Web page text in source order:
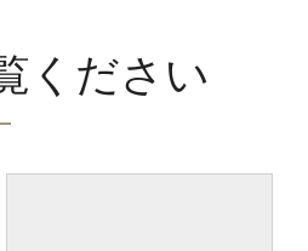
ください